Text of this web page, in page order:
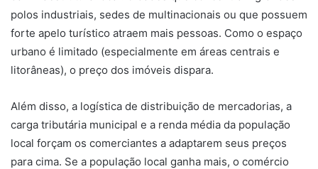
polos industriais, sedes de multinacionais ou que possuem
forte apelo turístico atraem mais pessoas. Como o espaço
urbano é limitado (especialmente em áreas centrais e
litorâneas), o preço dos imóveis dispara.
Além disso, a logística de distribuição de mercadorias, a
carga tributária municipal e a renda média da população
local forçam os comerciantes a adaptarem seus preços
para cima. Se a população local ganha mais, o comércio